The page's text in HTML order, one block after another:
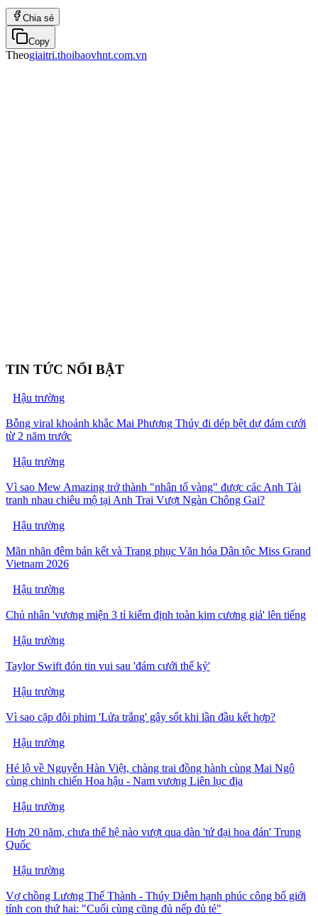
Chia sẻ
Copy
Theogiaitri.thoibaovhnt.com.vn
TIN TỨC NỔI BẬT
Hậu trường
Bỗng viral khoảnh khắc Mai Phương Thúy đi dép bệt dự đám cưới
từ 2 năm trước
Hậu trường
Vì sao Mew Amazing trở thành "nhân tố vàng" được các Anh Tài
tranh nhau chiêu mộ tại Anh Trai Vượt Ngàn Chông Gai?
Hậu trường
Mãn nhãn đêm bán kết và Trang phục Văn hóa Dân tộc Miss Grand
Vietnam 2026
Hậu trường
Chủ nhân 'vương miện 3 tỉ kiểm định toàn kim cương giả' lên tiếng
Hậu trường
Taylor Swift đón tin vui sau 'đám cưới thế kỷ'
Hậu trường
Vì sao cặp đôi phim 'Lửa trắng' gây sốt khi lần đầu kết hợp?
Hậu trường
Hé lộ về Nguyễn Hàn Việt, chàng trai đồng hành cùng Mai Ngô
cùng chinh chiến Hoa hậu - Nam vương Liên lục địa
Hậu trường
Hơn 20 năm, chưa thế hệ nào vượt qua dàn 'tứ đại hoa đán' Trung
Quốc
Hậu trường
Vợ chồng Lương Thế Thành - Thúy Diễm hạnh phúc công bố giới
tính con thứ hai: "Cuối cùng cũng đủ nếp đủ tẻ"